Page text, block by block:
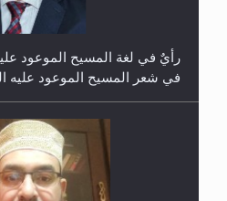
في شعر المسيح الموعود عليه